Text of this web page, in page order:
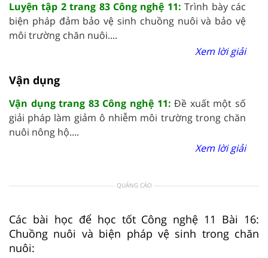
Luyện tập 2 trang 83 Công nghệ 11:Trình bày các
biện pháp đảm bảo vệ sinh chuồng nuôi và bảo vệ
môi trường chăn nuôi....
Xem lời giải
Vận dụng
Vận dụng trang 83 Công nghệ 11:Đề xuất một số
giải pháp làm giảm ô nhiễm môi trường trong chăn
nuôi nông hộ....
Xem lời giải
QUẢNG CÁO
Các bài học để học tốt Công nghệ 11 Bài 16:
Chuồng nuôi và biện pháp vệ sinh trong chăn
nuôi: